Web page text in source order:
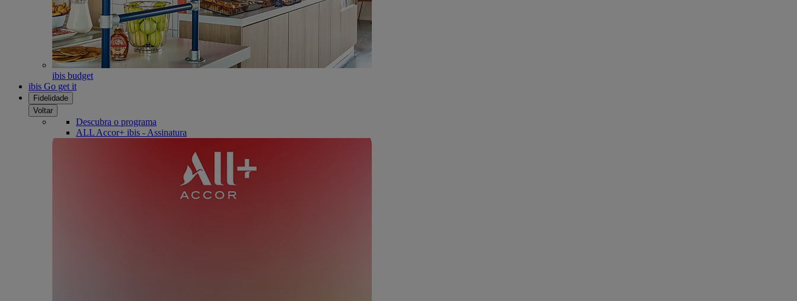
ibis budget
ibis Go get it
Fidelidade
Voltar
Descubra o programa
ALL Accor+ ibis - Assinatura